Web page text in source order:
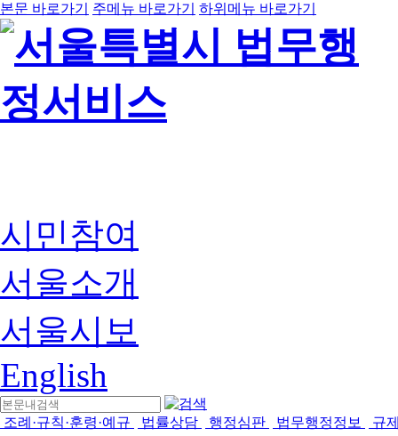
본문 바로가기 주메뉴 바로가기 하위메뉴 바로가기
시민참여
서울소개
서울시보
English
조례·규칙·훈령·예규 법률상담 행정심판 법무행정정보 규